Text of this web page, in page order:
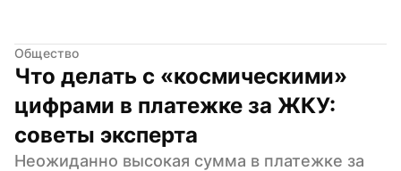
Общество
Что делать с «космическими»
цифрами в платежке за ЖКУ:
советы эксперта
Неожиданно высокая сумма в платежке за